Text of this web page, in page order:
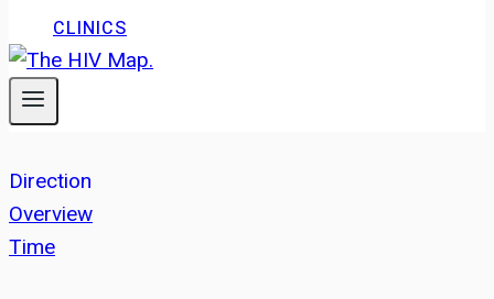
CLINICS
Direction
Overview
Time